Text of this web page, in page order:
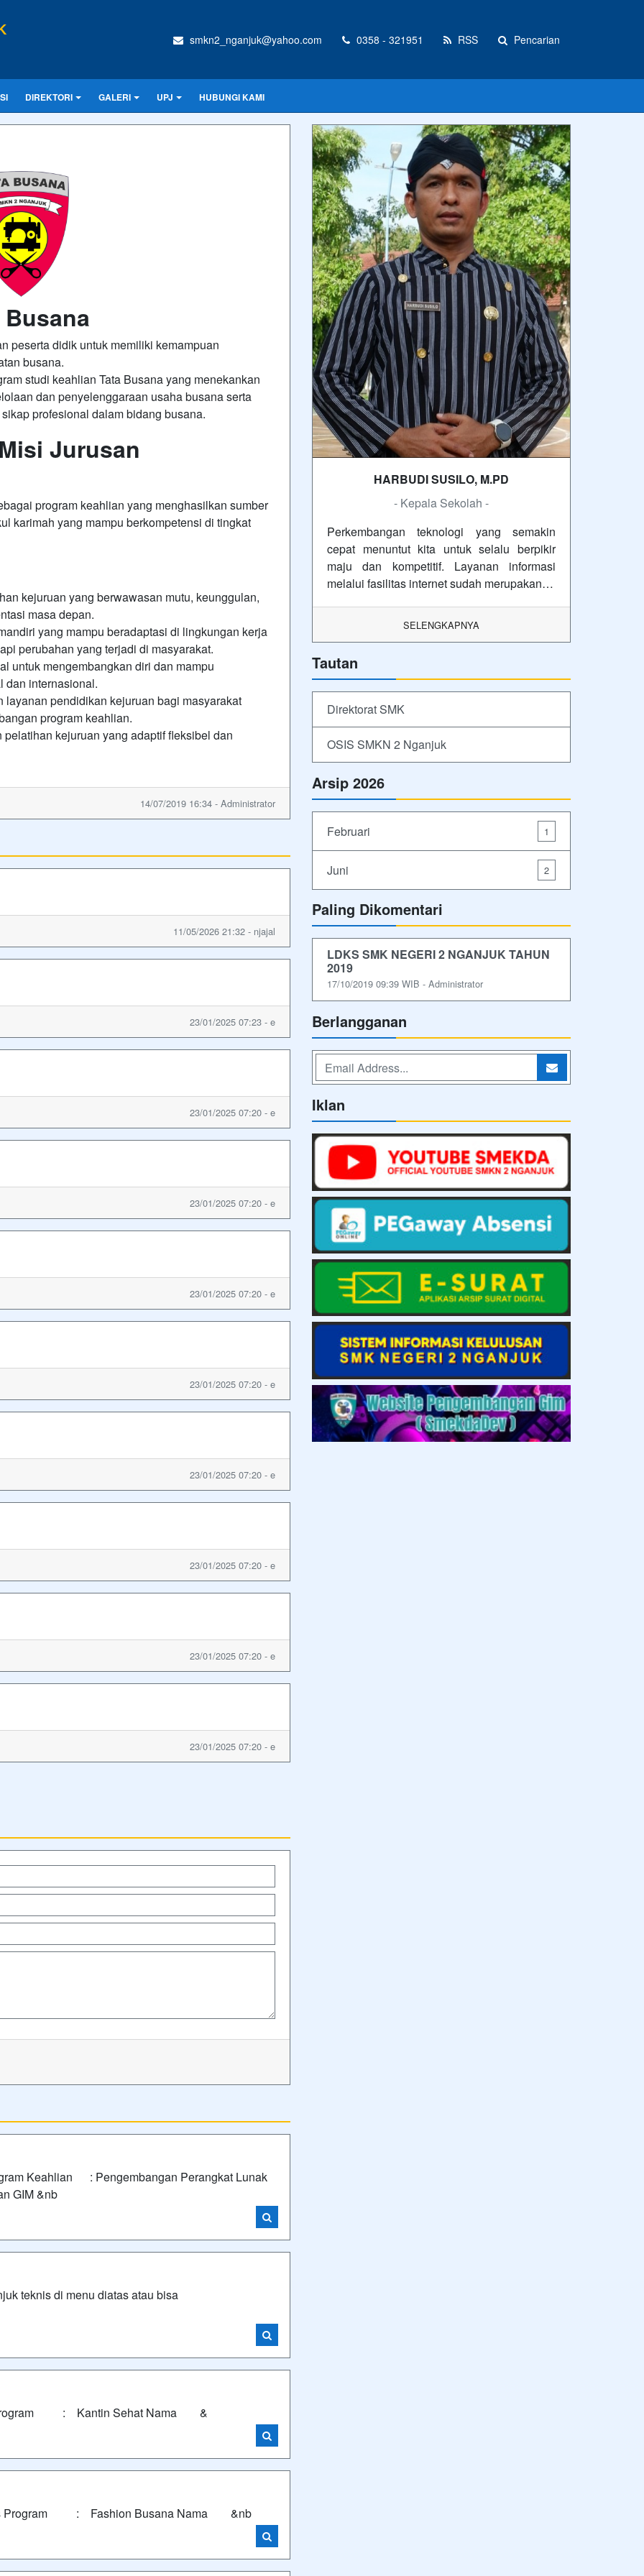
smkn2_nganjuk@yahoo.com 0358 - 321951 RSS Pencarian
DIREKTORI GALERI UPJ HUBUNGI KAMI
Busana
peserta didik untuk memiliki kemampuan
busana.
studi keahlian Tata Busana yang menekankan
dan penyelenggaraan usaha busana serta
profesional dalam bidang busana.
Jurusan
program keahlian yang menghasilkan sumber
karimah yang mampu berkompetensi di tingkat
kejuruan yang berwawasan mutu, keunggulan,
masa depan.
yang mampu beradaptasi di lingkungan kerja
perubahan yang terjadi di masyarakat.
untuk mengembangkan diri dan mampu
dan internasional.
pendidikan kejuruan bagi masyarakat
program keahlian.
kejuruan yang adaptif fleksibel dan
14/07/2019 16:34 - Administrator
11/05/2026 21:32 - njajal
23/01/2025 07:23 - e
23/01/2025 07:20 - e
23/01/2025 07:20 - e
23/01/2025 07:20 - e
23/01/2025 07:20 - e
23/01/2025 07:20 - e
23/01/2025 07:20 - e
23/01/2025 07:20 - e
23/01/2025 07:20 - e
Keahlian : Pengembangan Perangkat Lunak
GIM &nb
teknis di menu diatas atau bisa
Program : Kantin Sehat Nama &
Program : Fashion Busana Nama &nb
HARBUDI SUSILO, M.PD
- Kepala Sekolah -
Perkembangan teknologi yang semakin
cepat menuntut kita untuk selalu berpikir
maju dan kompetitif. Layanan informasi
melalui fasilitas internet sudah merupakan…
SELENGKAPNYA
Tautan
Direktorat SMK
OSIS SMKN 2 Nganjuk
Arsip 2026
Februari 1
Juni 2
Paling Dikomentari
LDKS SMK NEGERI 2 NGANJUK TAHUN
2019
17/10/2019 09:39 WIB - Administrator
Berlangganan
Iklan